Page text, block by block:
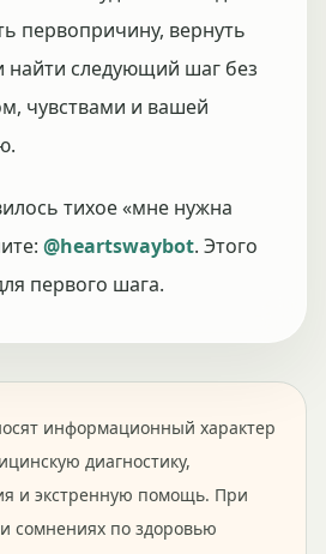
первопричину, вернуть
найти следующий шаг без
чувствами и вашей
тихое «мне нужна
@heartswaybot. Этого
первого шага.
информационный характер
диагностику,
и экстренную помощь. При
сомнениях по здоровью